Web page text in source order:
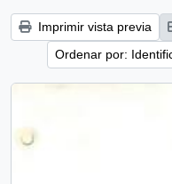
Imprimir vista previa
Ordenar por: